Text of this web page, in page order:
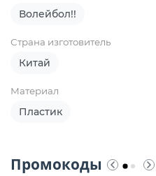
Волейбол!!
Страна изготовитель
Китай
Материал
Пластик
Промокоды